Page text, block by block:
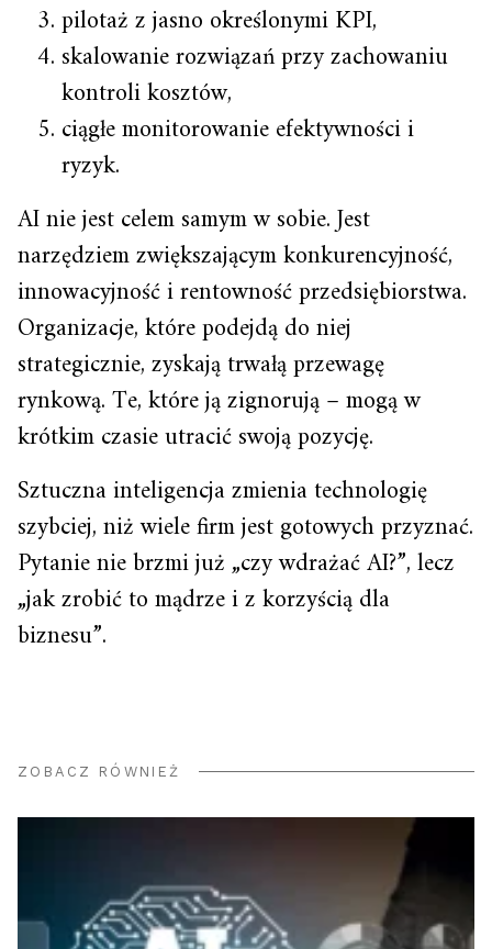
pilotaż z jasno określonymi KPI,
skalowanie rozwiązań przy zachowaniu
kontroli kosztów,
ciągłe monitorowanie efektywności i
ryzyk.
AI nie jest celem samym w sobie. Jest
narzędziem zwiększającym konkurencyjność,
innowacyjność i rentowność przedsiębiorstwa.
Organizacje, które podejdą do niej
strategicznie, zyskają trwałą przewagę
rynkową. Te, które ją zignorują – mogą w
krótkim czasie utracić swoją pozycję.
Sztuczna inteligencja zmienia technologię
szybciej, niż wiele firm jest gotowych przyznać.
Pytanie nie brzmi już „czy wdrażać AI?”, lecz
„jak zrobić to mądrze i z korzyścią dla
biznesu”.
ZOBACZ RÓWNIEŻ